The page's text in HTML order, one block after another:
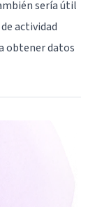
sería útil
actividad
obtener datos